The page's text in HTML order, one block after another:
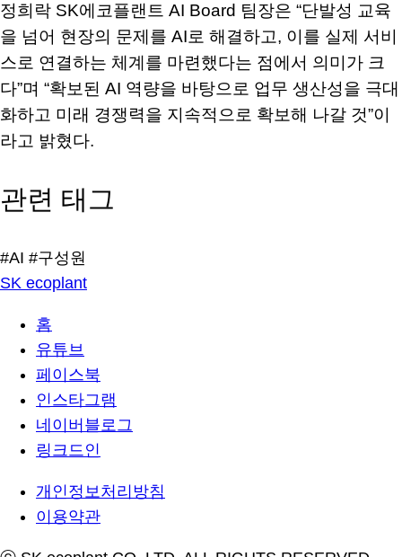
정희락 SK에코플랜트 AI Board 팀장은 “단발성 교육
을 넘어 현장의 문제를 AI로 해결하고, 이를 실제 서비
스로 연결하는 체계를 마련했다는 점에서 의미가 크
다”며 “확보된 AI 역량을 바탕으로 업무 생산성을 극대
화하고 미래 경쟁력을 지속적으로 확보해 나갈 것”이
라고 밝혔다.
관련 태그
#AI #구성원
SK ecoplant
홈
유튜브
페이스북
인스타그램
네이버블로그
링크드인
개인정보처리방침
이용약관